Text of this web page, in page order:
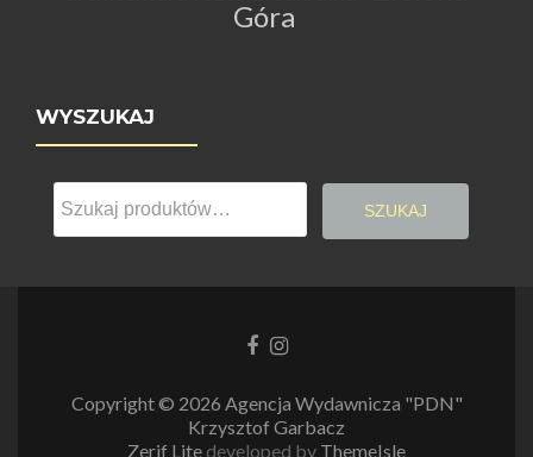
Góra
WYSZUKAJ
Szukaj:
SZUKAJ
LinkLink
Copyright © 2026 Agencja Wydawnicza "PDN"
Krzysztof Garbacz
Zerif Lite developed by ThemeIsle